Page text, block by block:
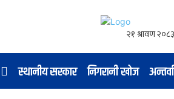
स्थानीय सरकार निगरानी खोज